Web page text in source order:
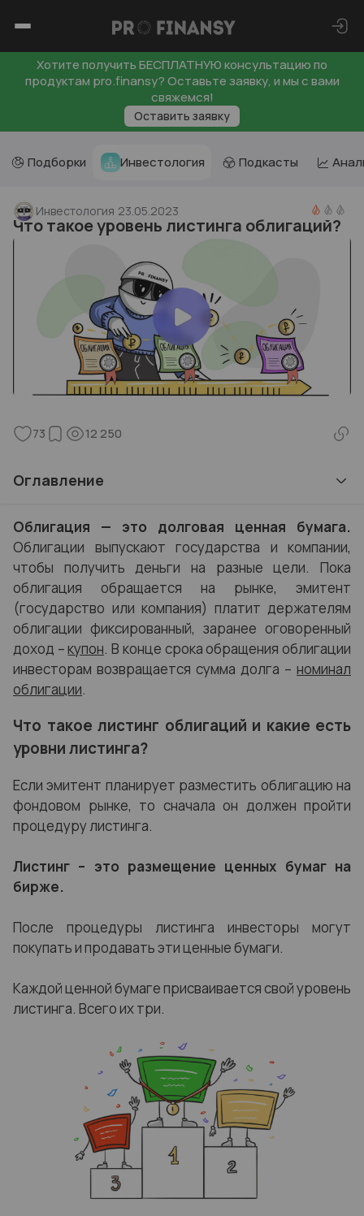
Хотите получить БЕСПЛАТНУЮ консультацию по
продуктам pro.finansy? Оставьте заявку, и мы с вами
свяжемся!
Оставить заявку
Подборки Инвестология Подкасты
Инвестология 23.05.2023
Что такое уровень листинга облигаций?
73 12 250
Оглавление
Облигация — это долговая ценная бумага.
Облигации выпускают государства и компании,
чтобы получить деньги на разные цели. Пока
облигация обращается на рынке, эмитент
(государство или компания) платит держателям
облигации фиксированный, заранее оговоренный
доход –купон. В конце срока обращения облигации
инвесторам возвращается сумма долга – номинал
облигации.
Что такое листинг облигаций и какие есть
уровни листинга?
Если эмитент планирует разместить облигацию на
фондовом рынке, то сначала он должен пройти
процедуру листинга.
Листинг – это размещение ценных бумаг на
бирже.
После процедуры листинга инвесторы могут
покупать и продавать эти ценные бумаги.
Каждой ценной бумаге присваивается свой уровень
листинга. Всего их три.